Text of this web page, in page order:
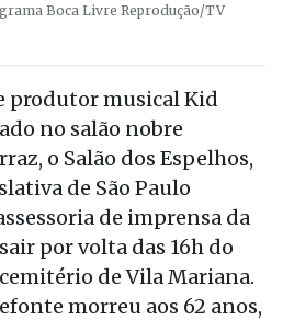
Boca Livre Reprodução/TV
produtor musical Kid
no salão nobre
o Salão dos Espelhos,
de São Paulo
de imprensa da
por volta das 16h do
de Vila Mariana.
morreu aos 62 anos,